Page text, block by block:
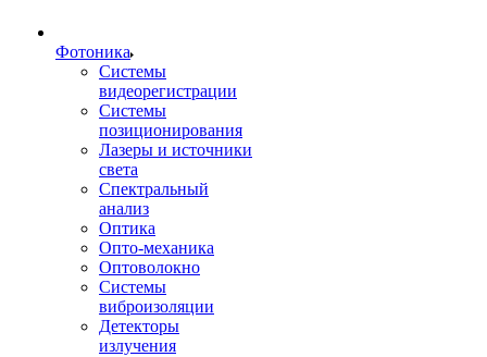
Фотоника
Cистемы
видеорегистрации
Системы
позиционирования
Лазеры и источники
света
Спектральный
анализ
Оптика
Опто-механика
Оптоволокно
Системы
виброизоляции
Детекторы
излучения